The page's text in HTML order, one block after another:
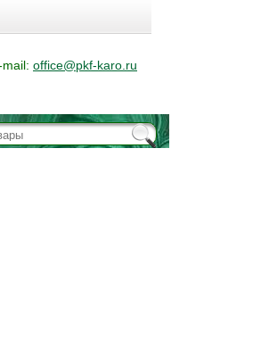
mail: office@pkf-karo.ru